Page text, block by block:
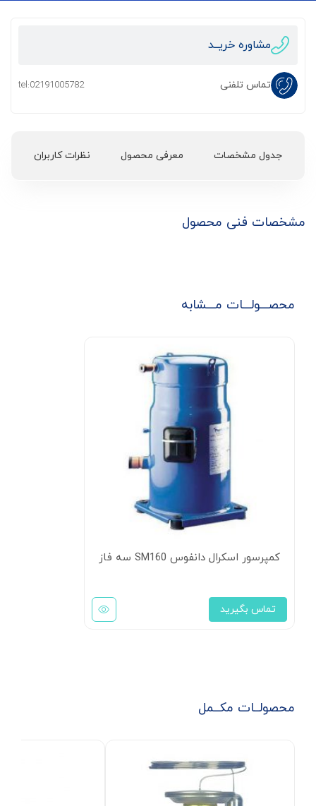
مشاوره خریــد
تماس تلفنی tel:02191005782
جدول مشخصات معرفی محصول نظرات کاربران
مشخصات فنی محصول
محصـــولـــات مـــشابه
کمپرسور اسکرال دانفوس SM160 سه فاز
تماس بگیرید
محصولــات مکــمل